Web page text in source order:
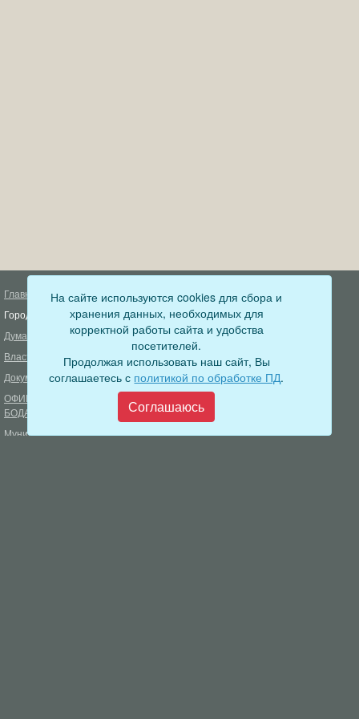
Главная
Город
Дума
Власть
Документы
ОФИЦИАЛЬНЫЙ ВЕСТНИК
БОДАЙБО
Муниципальные услуги
Деятельность прокуратуры
Муниципальный контроль
Меры пожарной безопасности
Муниципальные закупки
Формирование комфортной
городской среды
Фонд капитального ремонта
На сайте используются cookies для сбора и
хранения данных, необходимых для
корректной работы сайта и удобства
посетителей.
Продолжая использовать наш сайт, Вы
соглашаетесь с политикой по обработке ПД.
Соглашаюсь